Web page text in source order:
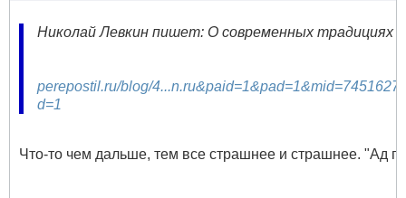
Николай Левкин пишет: О современных традициях
perepostil.ru/blog/
d=1
Что-то чем дальше, тем все страшнее и страшнее. "Ад